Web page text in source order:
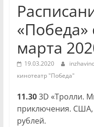
«Победа»
марта
19.03.2020
кинотеатр "Победа"
11.303D «Тролли.
приключения. США,
рублей.